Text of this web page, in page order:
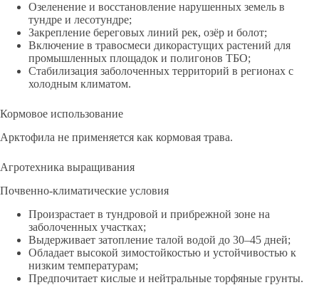
Озеленение и восстановление нарушенных земель в
тундре и лесотундре;
Закрепление береговых линий рек, озёр и болот;
Включение в травосмеси дикорастущих растений для
промышленных площадок и полигонов ТБО;
Стабилизация заболоченных территорий в регионах с
холодным климатом.
Кормовое использование
Арктофила не применяется как кормовая трава.
Агротехника выращивания
Почвенно-климатические условия
Произрастает в тундровой и прибрежной зоне на
заболоченных участках;
Выдерживает затопление талой водой до 30–45 дней;
Обладает высокой зимостойкостью и устойчивостью к
низким температурам;
Предпочитает кислые и нейтральные торфяные грунты.